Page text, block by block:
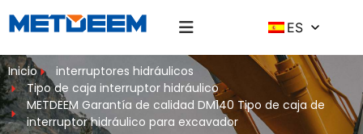
ES
Inicio
interruptores hidráulicos
Tipo de caja interruptor hidráulico
METDEEM Garantía de calidad DM140 Tipo de caja de
interruptor hidráulico para excavador